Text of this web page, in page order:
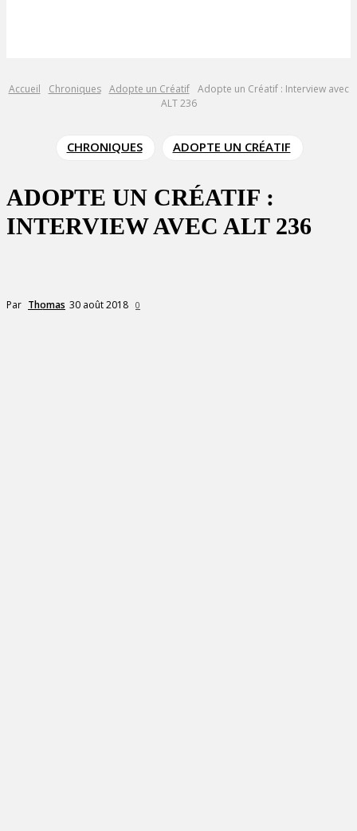
Accueil Chroniques Adopte un Créatif
Adopte un Créatif : Interview avec
ALT 236
CHRONIQUES ADOPTE UN CRÉATIF
ADOPTE UN CRÉATIF :
INTERVIEW AVEC ALT 236
Par Thomas 30 août 2018 0